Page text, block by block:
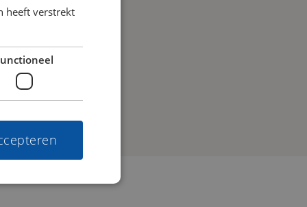
heeft verstrekt